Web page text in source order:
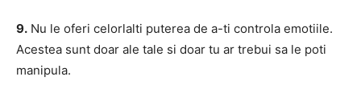
9. Nu le oferi celorlalti puterea de a-ti controla emotiile.
Acestea sunt doar ale tale si doar tu ar trebui sa le poti
manipula.